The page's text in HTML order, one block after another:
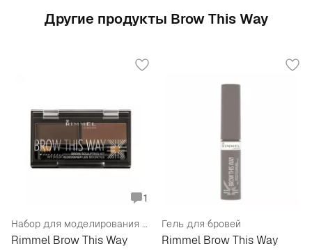
Другие продукты Brow This Way
1
Набор для моделирования бровей
Rimmel Brow This Way
Гель для бровей
Rimmel Brow This Way